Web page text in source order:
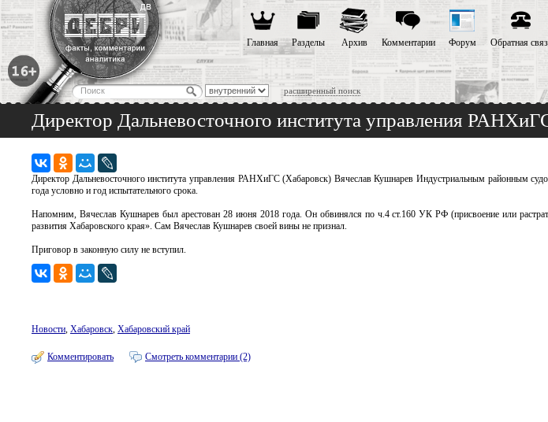
расширенный поиск
Главная Разделы Архив Комментарии Форум Обратная
Директор Дальневосточного института управления
Директор Дальневосточного института управления РАНХиГС (Хабаровск) Вячеслав Кушнарев Индустриальным районным
года условно и год испытательного срока.
Напомним, Вячеслав Кушнарев был арестован 28 июня 2018 года. Он обвинялся по ч.4 ст.160 УК РФ (присвоение или
развития Хабаровского края». Сам Вячеслав Кушнарев своей вины не признал.
Приговор в законную силу не вступил.
Новости, Хабаровск, Хабаровский край
Комментировать Смотреть комментарии (2)